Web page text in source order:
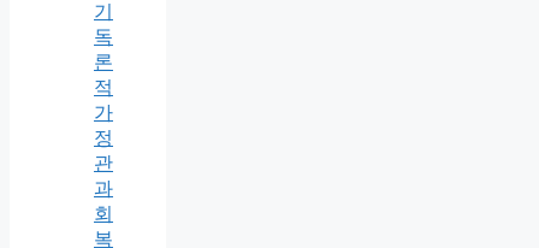
기
독
론
적
가
정
관
과
회
복